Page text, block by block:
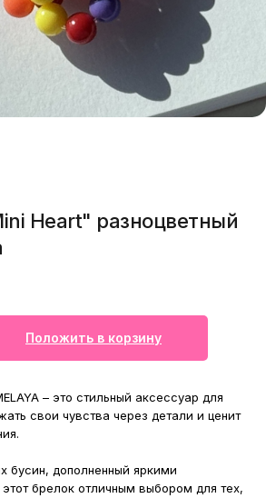
Heart" разноцветный
Положить в корзину
– это стильный аксессуар для
свои чувства через детали и ценит
бусин, дополненный яркими
брелок отличным выбором для тех,